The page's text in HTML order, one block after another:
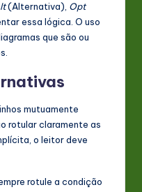
(Alternativa), Opt
essa lógica. O uso
que são ou
mutuamente
rotular claramente as
o leitor deve
rotule a condição